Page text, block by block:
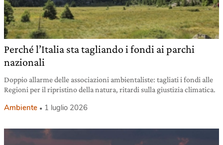
Perché l’Italia sta tagliando i fondi ai parchi
nazionali
Doppio allarme delle associazioni ambientaliste: tagliati i fondi alle
Regioni per il ripristino della natura, ritardi sulla giustizia climatica.
Ambiente 1 luglio 2026